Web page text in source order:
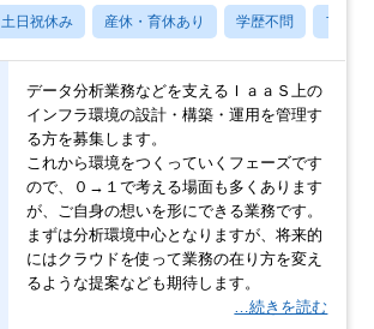
土日祝休み 産休・育休あり 学歴不問 フレッ
データ分析業務などを支えるＩａａＳ上の
インフラ環境の設計・構築・運用を管理す
る方を募集します。
これから環境をつくっていくフェーズです
ので、０→１で考える場面も多くあります
が、ご自身の想いを形にできる業務です。
まずは分析環境中心となりますが、将来的
にはクラウドを使って業務の在り方を変え
るような提案なども期待します。
…続きを読む